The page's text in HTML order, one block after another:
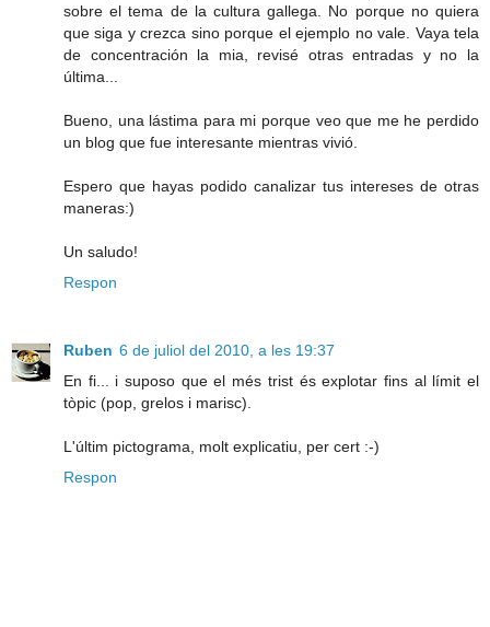
sobre el tema de la cultura gallega. No porque no quiera
que siga y crezca sino porque el ejemplo no vale. Vaya tela
de concentración la mia, revisé otras entradas y no la
última...
Bueno, una lástima para mi porque veo que me he perdido
un blog que fue interesante mientras vivió.
Espero que hayas podido canalizar tus intereses de otras
maneras:)
Un saludo!
Respon
Ruben 6 de juliol del 2010, a les 19:37
En fi... i suposo que el més trist és explotar fins al límit el
tòpic (pop, grelos i marisc).
L'últim pictograma, molt explicatiu, per cert :-)
Respon